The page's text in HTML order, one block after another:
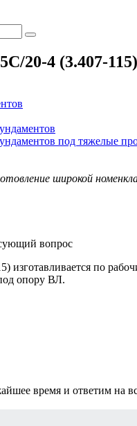
20-4 (3.407-115)
под тяжелые
широкой
вопрос
по
опору ВЛ.
время и ответим на